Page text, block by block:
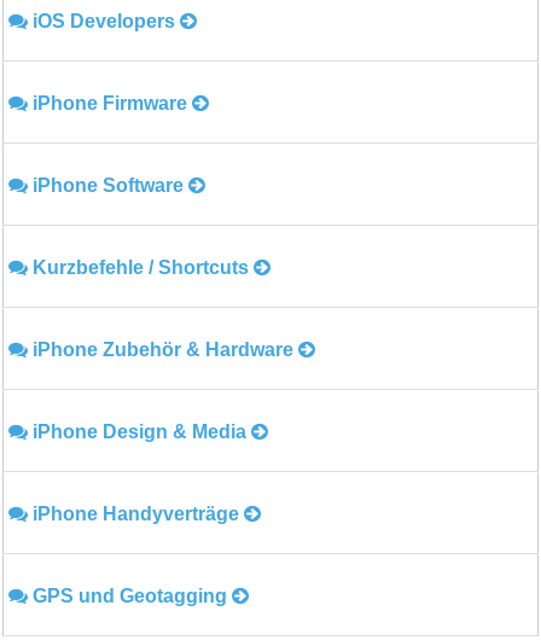
iOS Developers
iPhone Firmware
iPhone Software
Kurzbefehle / Shortcuts
iPhone Zubehör & Hardware
iPhone Design & Media
iPhone Handyverträge
GPS und Geotagging